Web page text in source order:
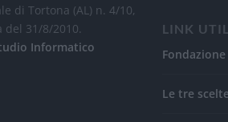
di Tortona (AL) n. 4/10,
del 31/8/2010.
Informatico
LINK
Le tre